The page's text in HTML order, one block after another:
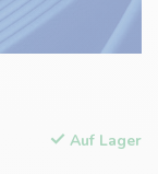
Auf Lager